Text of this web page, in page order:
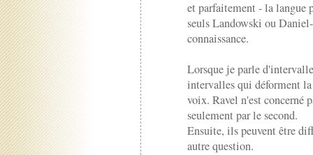
et parfaitement - la langue
seuls Landowski ou
connaissance.
Lorsque je parle
intervalles qui déforment
voix. Ravel n'est concerné
seulement par le second.
Ensuite, ils peuvent être
autre question.